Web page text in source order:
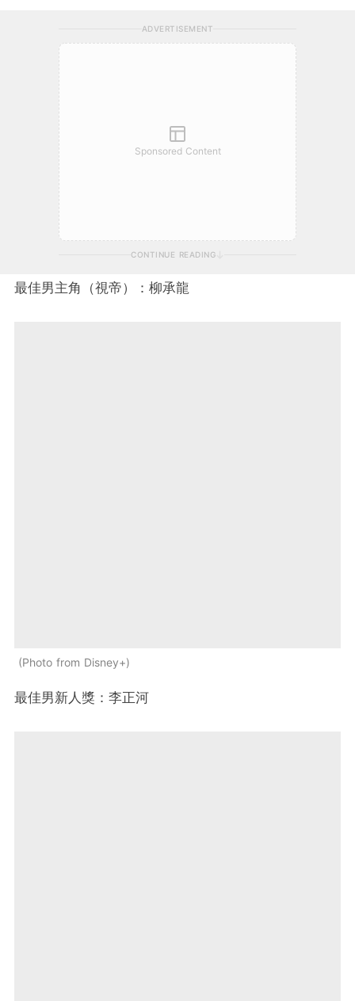
ADVERTISEMENT
Sponsored Content
CONTINUE READING
最佳男主角（視帝）：柳承龍
Photo from Disney+
最佳男新人獎：李正河